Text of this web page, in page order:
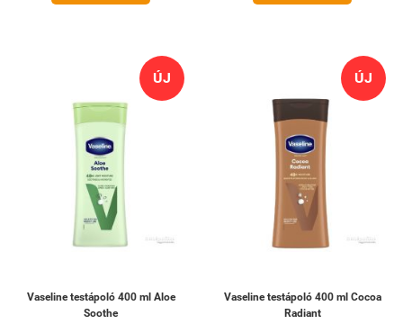
ÚJ
Vaseline testápoló 400 ml Aloe
Soothe
ÚJ
Vaseline testápoló 400 ml Cocoa
Radiant